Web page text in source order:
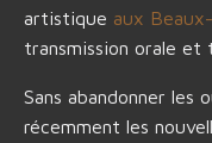
artistique aux
transmission orale et
Sans abandonner les
récemment les